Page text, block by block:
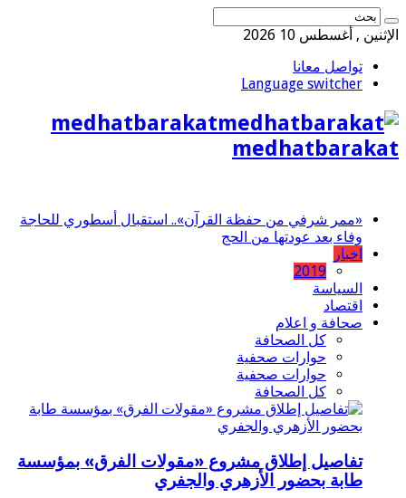
الإثنين , أغسطس 10 2026
تواصل معانا
Language switcher
medhatbarakat
medhatbarakat
«ممر شرفي من حفظة القرآن».. استقبال أسطوري للحاجة
وفاء بعد عودتها من الحج
اخبار
2019
السياسة
اقتصاد
صحافة و اعلام
كل الصحافة
حوارات صحفية
حوارات صحفية
كل الصحافة
تفاصيل إطلاق مشروع «مقولات الفرق» بمؤسسة
طابة بحضور الأزهري والجفري